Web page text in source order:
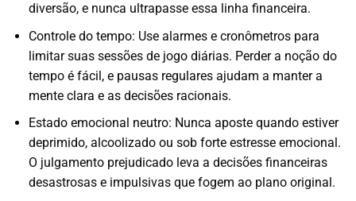
diversão, e nunca ultrapasse essa linha financeira.
Controle do tempo: Use alarmes e cronômetros para
limitar suas sessões de jogo diárias. Perder a noção do
tempo é fácil, e pausas regulares ajudam a manter a
mente clara e as decisões racionais.
Estado emocional neutro: Nunca aposte quando estiver
deprimido, alcoolizado ou sob forte estresse emocional.
O julgamento prejudicado leva a decisões financeiras
desastrosas e impulsivas que fogem ao plano original.